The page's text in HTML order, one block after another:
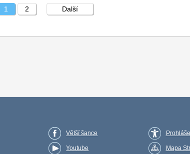
1 2 Další
Větší šance
Youtube Mapa